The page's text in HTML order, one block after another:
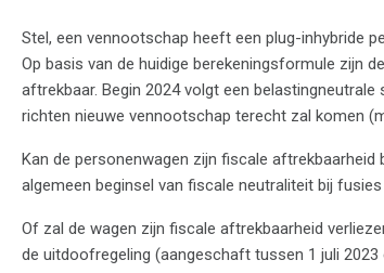
Stel, een vennootschap heeft een plug-inhybride
Op basis van de huidige berekeningsformule zijn
aftrekbaar. Begin 2024 volgt een
richten nieuwe vennootschap terecht zal komen
Kan de personenwagen zijn fiscale
algemeen beginsel van fiscale neutraliteit bij
Of zal de wagen zijn fiscale aftrekbaarheid
de uitdoofregeling (aangeschaft tussen 1 juli